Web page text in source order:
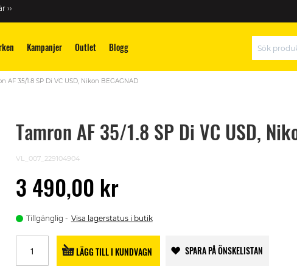
››
Kampanjer Outlet Blogg
AF 35/1.8 SP Di VC USD, Nikon BEGAGNAD
Tamron AF 35/1.8 SP Di VC USD,
VL_007_229104904
3 490,00 kr
Tillgänglig Visa lagerstatus i butik
LÄGG TILL I KUNDVAGN SPARA PÅ ÖNSKELISTAN